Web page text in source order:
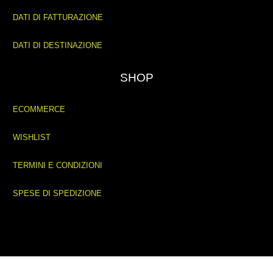
DATI DI FATTURAZIONE
DATI DI DESTINAZIONE
SHOP
ECOMMERCE
WISHLIST
TERMINI E CONDIZIONI
SPESE DI SPEDIZIONE